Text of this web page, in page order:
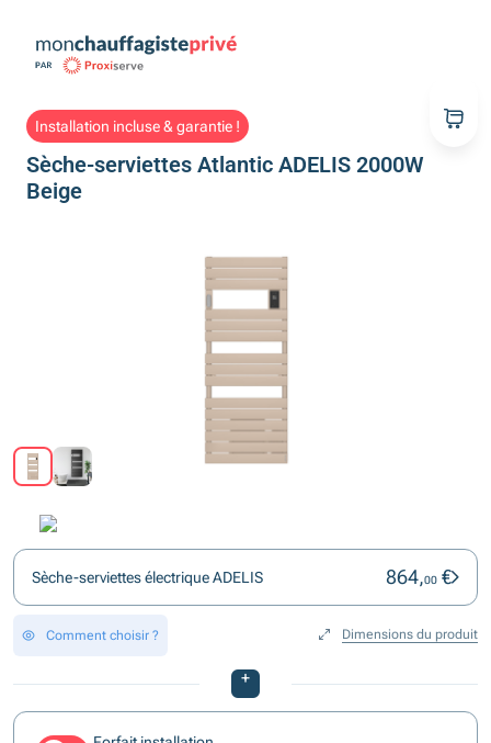
Installation incluse & garantie !
Sèche-serviettes Atlantic ADELIS 2000W
Beige
Sèche-serviettes électrique ADELIS 864,00 €
Comment choisir ? Dimensions du produit
+